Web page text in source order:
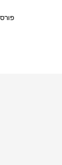
"הנערים"
למה החלטתי